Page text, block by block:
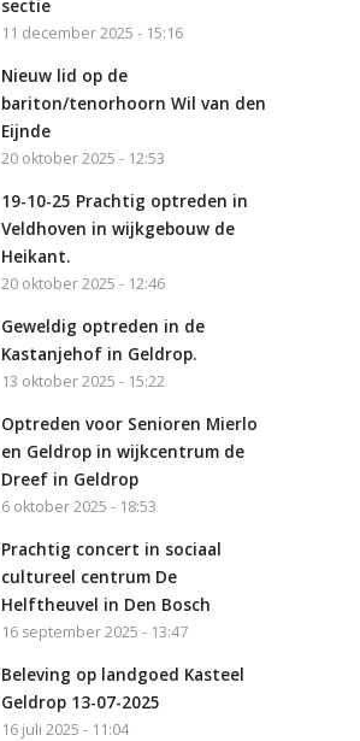
sectie
11 december 2025 - 15:16
Nieuw lid op de
bariton/tenorhoorn Wil van den
Eijnde
20 oktober 2025 - 12:53
19-10-25 Prachtig optreden in
Veldhoven in wijkgebouw de
Heikant.
20 oktober 2025 - 12:46
Geweldig optreden in de
Kastanjehof in Geldrop.
13 oktober 2025 - 15:22
Optreden voor Senioren Mierlo
en Geldrop in wijkcentrum de
Dreef in Geldrop
6 oktober 2025 - 18:53
Prachtig concert in sociaal
cultureel centrum De
Helftheuvel in Den Bosch
16 september 2025 - 13:47
Beleving op landgoed Kasteel
Geldrop 13-07-2025
16 juli 2025 - 11:04